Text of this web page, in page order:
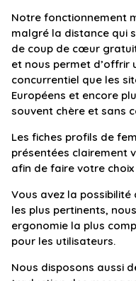
Notre fonctionnement
malgré la distance qui
de coup de cœur
et nous permet d’offrir
concurrentiel que les
Européens et encore
souvent chère et sans
Les fiches profils de
présentées clairement
afin de faire votre
Vous avez la possibilité
les plus pertinents,
ergonomie la plus
pour les utilisateurs.
Nous disposons aussi